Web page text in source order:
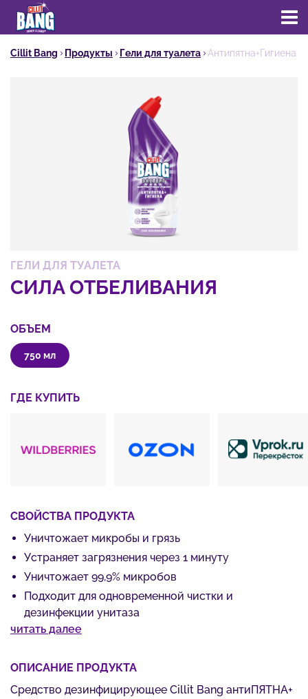
Cillit Bang Продукты Гели для туалета Антипятна+Гигиена
ГЕЛИ ДЛЯ ТУАЛЕТА
СИЛА ОТБЕЛИВАНИЯ
ОБЪЕМ
750 мл
ГДЕ КУПИТЬ
СВОЙСТВА ПРОДУКТА
Уничтожает микробы и грязь
Устраняет загрязнения через 1 минуту
Уничтожает 99,9% микробов
Подходит для одновременной чистки и
дезинфекции унитаза
Подходит для любых унитазов, за исключением
читать далее
ОПИСАНИЕ ПРОДУКТА
Средство дезинфицирующее Cillit Bang антиПЯТНА+